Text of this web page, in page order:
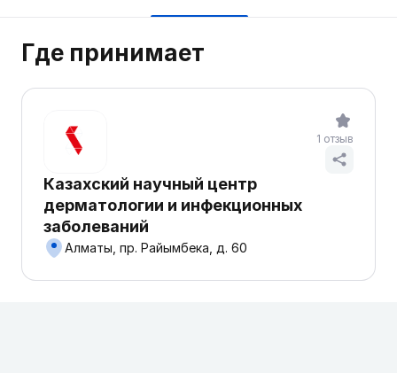
Где принимает
Казахский научный центр
дерматологии и инфекционных
заболеваний
Алматы, пр. Райымбека, д. 60
1 отзыв